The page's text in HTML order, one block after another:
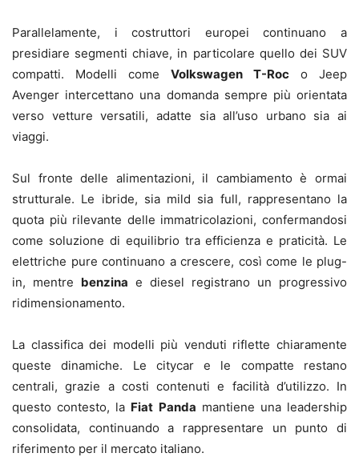
Parallelamente, i costruttori europei continuano a
presidiare segmenti chiave, in particolare quello dei SUV
compatti. Modelli come Volkswagen T-Roc o Jeep
Avenger intercettano una domanda sempre più orientata
verso vetture versatili, adatte sia all’uso urbano sia ai
viaggi.
Sul fronte delle alimentazioni, il cambiamento è ormai
strutturale. Le ibride, sia mild sia full, rappresentano la
quota più rilevante delle immatricolazioni, confermandosi
come soluzione di equilibrio tra efficienza e praticità. Le
elettriche pure continuano a crescere, così come le plug-
in, mentre benzina e diesel registrano un progressivo
ridimensionamento.
La classifica dei modelli più venduti riflette chiaramente
queste dinamiche. Le citycar e le compatte restano
centrali, grazie a costi contenuti e facilità d’utilizzo. In
questo contesto, la Fiat Panda mantiene una leadership
consolidata, continuando a rappresentare un punto di
riferimento per il mercato italiano.